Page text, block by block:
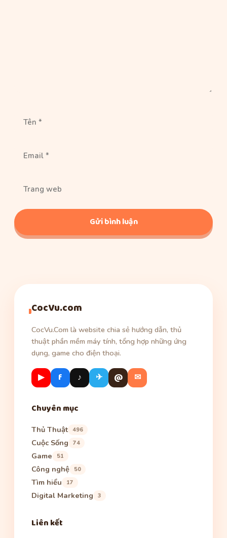
web
CocVu.com
CocVu.Com là website chia sẻ hướng dẫn, thủ
thuật phần mềm máy tính, tổng hợp những ứng
dụng, game cho điện thoại.
▶ f ♪ ✈ @ ✉
Chuyên mục
Thủ Thuật 496
Cuộc Sống 74
Game 51
Công nghệ 50
Tìm hiểu 17
Digital Marketing 3
Liên kết